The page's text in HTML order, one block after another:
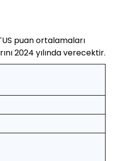
puan ortalamaları
2024 yılında verecektir.